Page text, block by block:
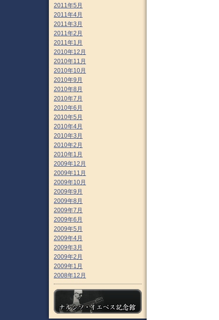
2011年5月
2011年4月
2011年3月
2011年2月
2011年1月
2010年12月
2010年11月
2010年10月
2010年9月
2010年8月
2010年7月
2010年6月
2010年5月
2010年4月
2010年3月
2010年2月
2010年1月
2009年12月
2009年11月
2009年10月
2009年9月
2009年8月
2009年7月
2009年6月
2009年5月
2009年4月
2009年3月
2009年2月
2009年1月
2008年12月